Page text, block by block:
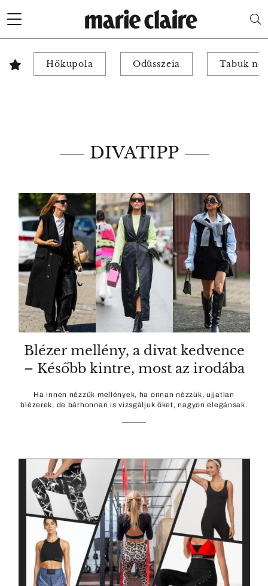
Hőkupola Odüsszeia Tabuk
DIVATIPP
Blézer mellény, a divat kedvence
– Később kintre, most az irodába
Ha innen nézzük mellények, ha onnan nézzük, ujjatlan
blézerek, de bárhonnan is vizsgáljuk őket, nagyon elegánsak.